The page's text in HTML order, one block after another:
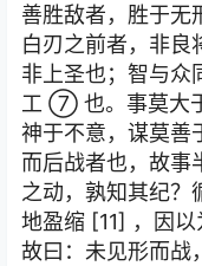
善胜敌者，胜于
白刃之前者，非
非上圣也；智与众
工 ⑦ 也。事莫大
神于不意，谋莫善
而后战者也，故
之动，孰知其纪
地盈缩 [11] ，因以
故曰：未见形而战